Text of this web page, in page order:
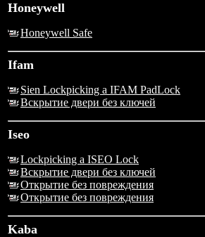
Honeywell
Honeywell Safe
Ifam
Sien Lockpicking a IFAM PadLock
Вскрытие двери без ключей
Iseo
Lockpicking a ISEO Lock
Вскрытие двери без ключей
Открытие без повреждения
Открытие без повреждения
Kaba